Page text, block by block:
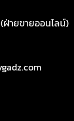
(ฝ่ายขายออนไลน์)